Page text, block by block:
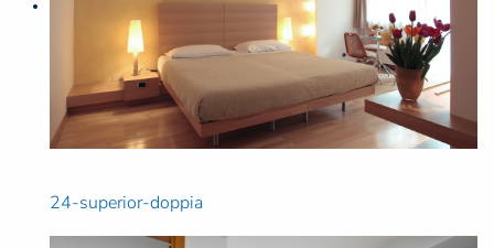
24-superior-doppia